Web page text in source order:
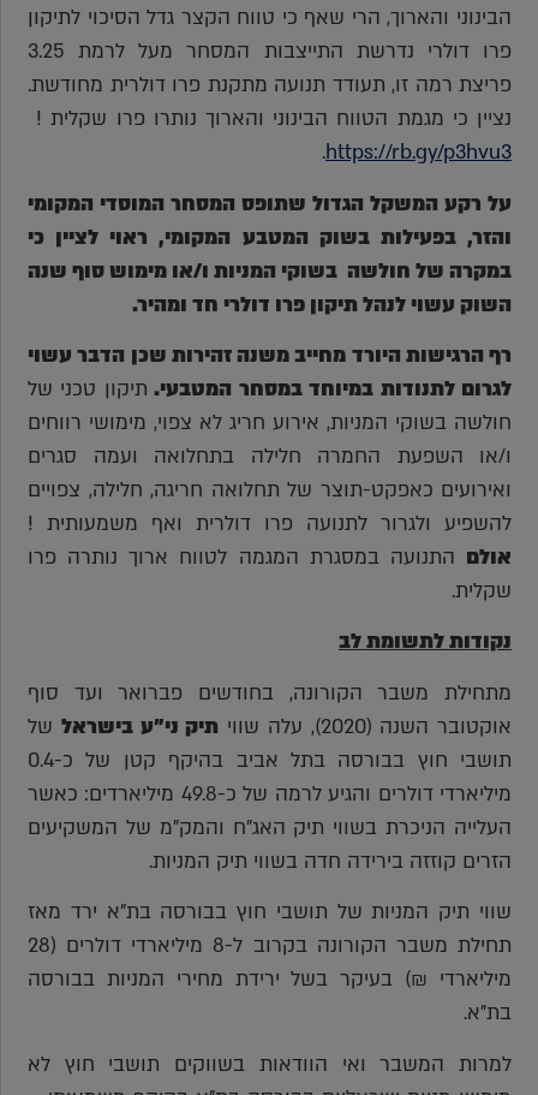
הבינוני והארוך, הרי שאף כי טווח הקצר גדל הסיכוי לתיקון
פרו דולרי נדרשת התייצבות המסחר מעל לרמת 3.25
פריצת רמה זו, תעודד תנועה מתקנת פרו דולרית מחודשת.
נציין כי מגמת הטווח הבינוני והארוך נותרו פרו שקלית !
https://rb.gy/p3hvu3
.
על רקע המשקל הגדול שתופס המסחר המוסדי המקומי
והזר, בפעילות בשוק המטבע המקומי, ראוי לציין כי
במקרה של חולשה בשוקי המניות ו/או מימוש סוף שנה
השוק עשוי לנהל תיקון פרו דולרי חד ומהיר.
רף הרגישות היורד מחייב משנה זהירות שכן הדבר עשוי
לגרום לתנודות במיוחד במסחר המטבעי. תיקון טכני של
חולשה בשוקי המניות, אירוע חריג לא צפוי, מימושי רווחים
ו/או השפעת החמרה חלילה בתחלואה ועמה סגרים
ואירועים כאפקט-תוצר של תחלואה חריגה, חלילה, צפויים
להשפיע ולגרור לתנועה פרו דולרית ואף משמעותית !
אולם התנועה במסגרת המגמה לטווח ארוך נותרה פרו
שקלית.
נקודות לתשומת לב
מתחילת משבר הקורונה, בחודשים פברואר ועד סוף
אוקטובר השנה (2020), עלה שווי
תיק ני"ע בישראל של
תושבי חוץ בבורסה בתל אביב בהיקף קטן של כ-0.4
מיליארדי דולרים והגיע לרמה של כ-49.8 מיליארדים: כאשר
העלייה הניכרת בשווי תיק האג"ח והמק"מ של המשקיעים
הזרים קוזזה בירידה חדה בשווי תיק המניות.
שווי תיק המניות של תושבי חוץ בבורסה בת"א ירד מאז
תחילת משבר הקורונה בקרוב ל-8 מיליארדי דולרים (28
מיליארדי ₪) בעיקר בשל ירידת מחירי המניות בבורסה
בת"א.
למרות המשבר ואי הוודאות בשווקים תושבי חוץ לא